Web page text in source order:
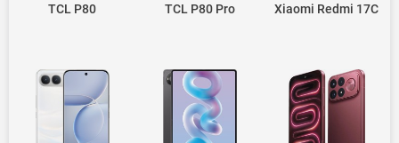
Xiaomi Redmi 17C
TCL P80 Pro
TCL P80